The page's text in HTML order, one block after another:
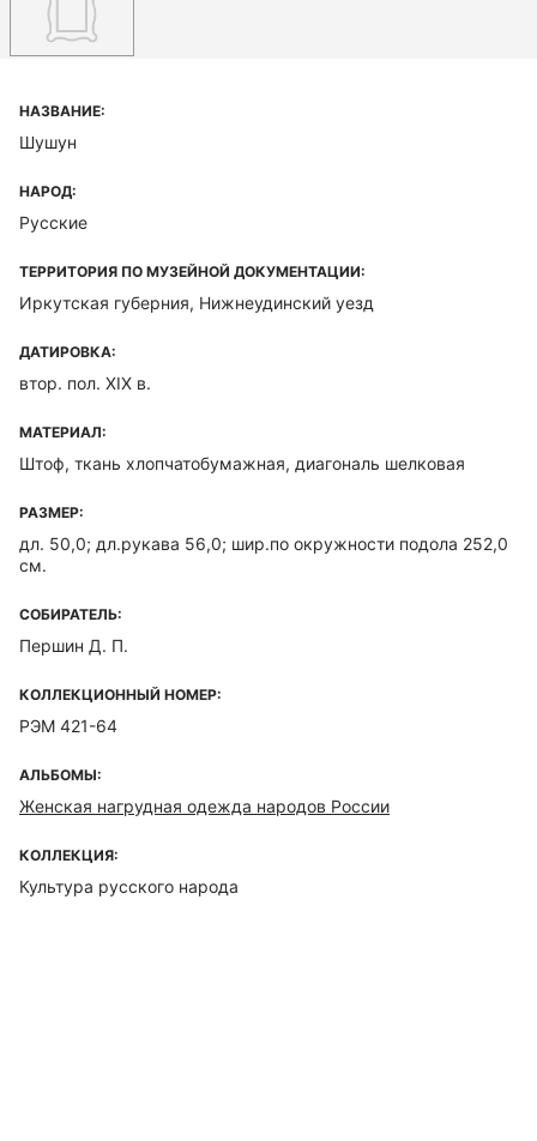
НАЗВАНИЕ:
Шушун
НАРОД:
Русские
ТЕРРИТОРИЯ ПО МУЗЕЙНОЙ ДОКУМЕНТАЦИИ:
Иркутская губерния, Нижнеудинский уезд
ДАТИРОВКА:
втор. пол. XIX в.
МАТЕРИАЛ:
Штоф, ткань хлопчатобумажная, диагональ шелковая
РАЗМЕР:
дл. 50,0; дл.рукава 56,0; шир.по окружности подола 252,0
см.
СОБИРАТЕЛЬ:
Першин Д. П.
КОЛЛЕКЦИОННЫЙ НОМЕР:
РЭМ 421-64
АЛЬБОМЫ:
Женская нагрудная одежда народов России
КОЛЛЕКЦИЯ:
Культура русского народа